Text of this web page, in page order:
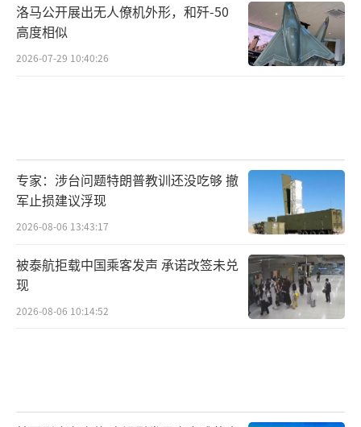
洛马公开展出无人僚机外形，和歼-50
高度相似
2026-07-29 10:40:26
专家：涉台问题特朗普教训还没吃够 撤
军止损建议浮现
2026-08-06 13:43:17
被泰航拒载中国乘客发声 承诺改签未兑
现
2026-08-06 10:14:52